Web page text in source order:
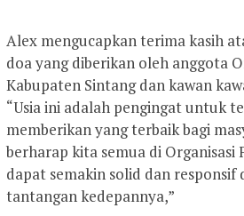
Alex mengucapkan terima kasih
doa yang diberikan oleh anggota
Kabupaten Sintang dan kawan
“Usia ini adalah pengingat untuk
memberikan yang terbaik bagi
berharap kita semua di Organisasi
dapat semakin solid dan responsif
tantangan kedepannya,”